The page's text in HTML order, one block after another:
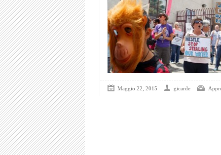
Maggio 22, 2015 gicarde